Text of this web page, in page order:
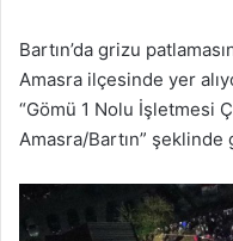
Bartın’da grizu
Amasra ilçesinde yer
“Gömü 1 Nolu İşletmesi
Amasra/Bartın” şeklinde